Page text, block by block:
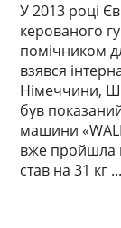
У 2013 році
керованого
помічником
взявся
Німеччини,
був
машини
вже пройшла
став на 31 кг ...